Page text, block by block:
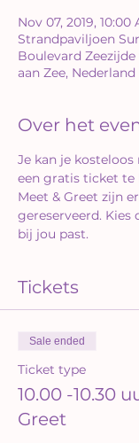
Nov 07, 2019, 10:00
Strandpaviljoen
Boulevard
aan Zee, Nederland
Over het
Je kan je
een gratis ticket te
Meet & Greet zijn
gereserveerd. Kies
bij jou past.
Tickets
Sale ended
Ticket type
10.00 -10.30
Greet